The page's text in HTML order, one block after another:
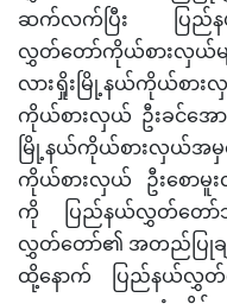
ဆက်လက်ပြီး ပြည်န
လွှတ်တော်ကိုယ်စားလှယ်မျ
လားရှိုးမြို့နယ်ကိုယ်စာ
ကိုယ်စားလှယ် ဦးခင်အော
မြို့နယ်ကိုယ်စားလှယ်
ကိုယ်စားလှယ် ဦးစောမူး
ကို ပြည်နယ်လွှတ်တော်သို့
လွှတ်တော်၏ အတည်ပြု
ထို့နောက် ပြည်နယ်လွှတ်တ